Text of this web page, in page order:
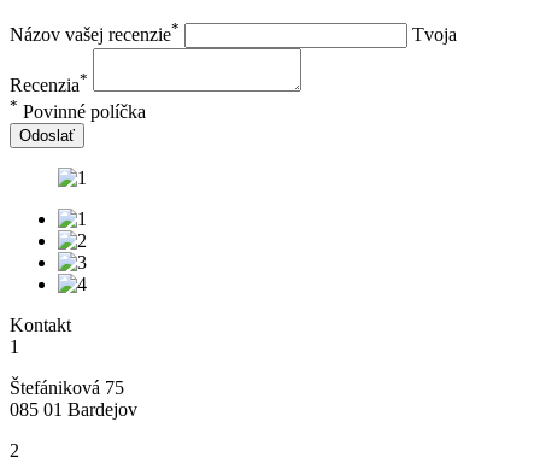
Názov vašej recenzie* Tvoja
Recenzia*
* Povinné políčka
Odoslať
Kontakt
1
Štefániková 75
085 01 Bardejov
2